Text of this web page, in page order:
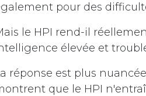
pour des
le HPI rend-il
élevée et
réponse est plus
que le HPI